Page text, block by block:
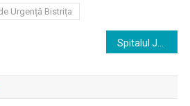
Urgență Bistrița